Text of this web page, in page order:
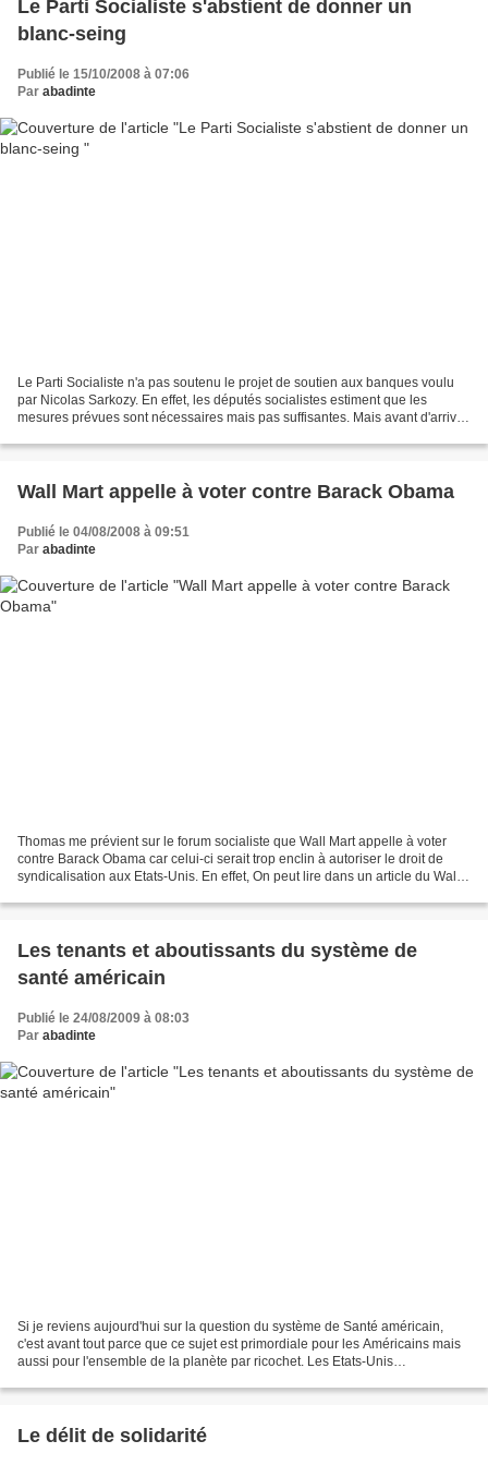
Le Parti Socialiste s'abstient de donner un
blanc-seing
Publié le 15/10/2008 à 07:06
Par abadinte
Le Parti Socialiste n'a pas soutenu le projet de soutien aux banques voulu
par Nicolas Sarkozy. En effet, les députés socialistes estiment que les
mesures prévues sont nécessaires mais pas suffisantes. Mais avant d'arriver
Wall Mart appelle à voter contre Barack Obama
Publié le 04/08/2008 à 09:51
Par abadinte
Thomas me prévient sur le forum socialiste que Wall Mart appelle à voter
contre Barack Obama car celui-ci serait trop enclin à autoriser le droit de
syndicalisation aux Etats-Unis. En effet, On peut lire dans un article du Wall
Les tenants et aboutissants du système de
santé américain
Publié le 24/08/2009 à 08:03
Par abadinte
Si je reviens aujourd'hui sur la question du système de Santé américain,
c'est avant tout parce que ce sujet est primordiale pour les Américains mais
aussi pour l'ensemble de la planète par ricochet. Les Etats-Unis
Le délit de solidarité